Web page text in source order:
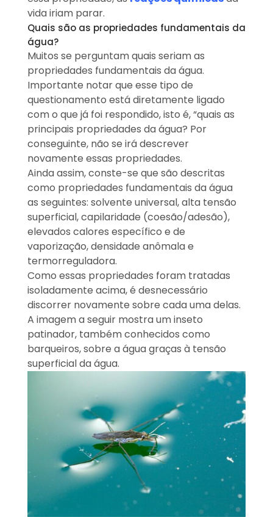
vida iriam parar.
Quais são as propriedades fundamentais da
água?
Muitos se perguntam quais seriam as
propriedades fundamentais da água.
Importante notar que esse tipo de
questionamento está diretamente ligado
com o que já foi respondido, isto é, “quais as
principais propriedades da água? Por
conseguinte, não se irá descrever
novamente essas propriedades.
Ainda assim, conste-se que são descritas
como propriedades fundamentais da água
as seguintes: solvente universal, alta tensão
superficial, capilaridade (coesão/adesão),
elevados calores específico e de
vaporização, densidade anômala e
termorreguladora.
Como essas propriedades foram tratadas
isoladamente acima, é desnecessário
discorrer novamente sobre cada uma delas.
A imagem a seguir mostra um inseto
patinador, também conhecidos como
barqueiros, sobre a água graças à tensão
superficial da água.